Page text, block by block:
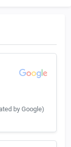
by Google)